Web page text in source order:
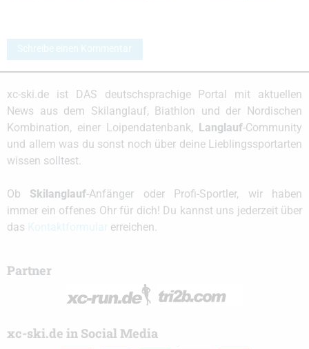
Schreibe einen Kommentar
xc-ski.de ist DAS deutschsprachige Portal mit aktuellen
News aus dem Skilanglauf, Biathlon und der Nordischen
Kombination, einer Loipendatenbank, Langlauf-Community
und allem was du sonst noch über deine Lieblingssportarten
wissen solltest.
Ob Skilanglauf-Anfänger oder Profi-Sportler, wir haben
immer ein offenes Ohr für dich! Du kannst uns jederzeit über
das
erreichen.
Partner
xc-ski.de in Social Media